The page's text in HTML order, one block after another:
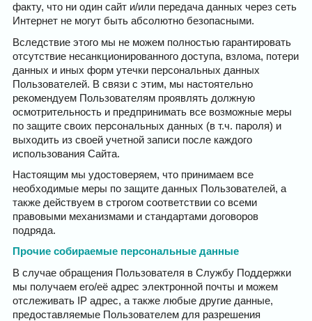
факту, что ни один сайт и/или передача данных через сеть
Интернет не могут быть абсолютно безопасными.
Вследствие этого мы не можем полностью гарантировать
отсутствие несанкционированного доступа, взлома, потери
данных и иных форм утечки персональных данных
Пользователей. В связи с этим, мы настоятельно
рекомендуем Пользователям проявлять должную
осмотрительность и предпринимать все возможные меры
по защите своих персональных данных (в т.ч. пароля) и
выходить из своей учетной записи после каждого
использования Сайта.
Настоящим мы удостоверяем, что принимаем все
необходимые меры по защите данных Пользователей, а
также действуем в строгом соответствии со всеми
правовыми механизмами и стандартами договоров
подряда.
Прочие собираемые персональные данные
В случае обращения Пользователя в Службу Поддержки
мы получаем его/её адрес электронной почты и можем
отслеживать IP адрес, а также любые другие данные,
предоставляемые Пользователем для разрешения